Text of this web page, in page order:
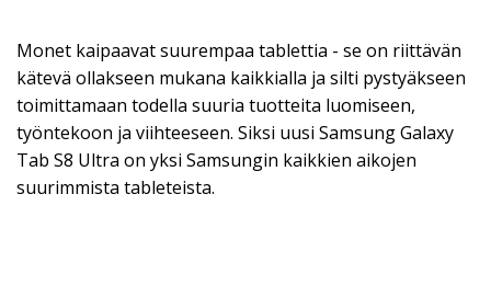
Monet kaipaavat suurempaa tablettia - se on riittävän
kätevä ollakseen mukana kaikkialla ja silti pystyäkseen
toimittamaan todella suuria tuotteita luomiseen,
työntekoon ja viihteeseen. Siksi uusi Samsung Galaxy
Tab S8 Ultra on yksi Samsungin kaikkien aikojen
suurimmista tableteista.